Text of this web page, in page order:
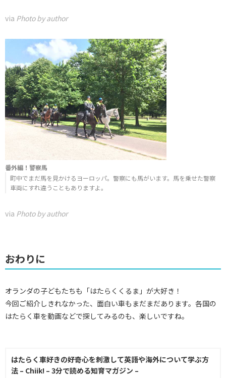
via Photo by author
番外編！警察馬
町中でまだ馬を見かけるヨーロッパ。警察にも馬がいます。馬を乗せた警察
車両にすれ違うこともありますよ。
via Photo by author
おわりに
オランダの子どもたちも「はたらくくるま」が大好き！
今回ご紹介しきれなかった、面白い車もまだまだあります。各国の
はたらく車を動画などで探してみるのも、楽しいですね。
はたらく車好きの好奇心を刺激して英語や海外について学ぶ方
法 – Chiik! – 3分で読める知育マガジン –